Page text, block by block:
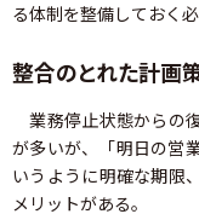
る体制を整備しておく必
整合のとれた計画
業務停止状態からの
が多いが、「明日の営
いうように明確な期限
メリットがある。